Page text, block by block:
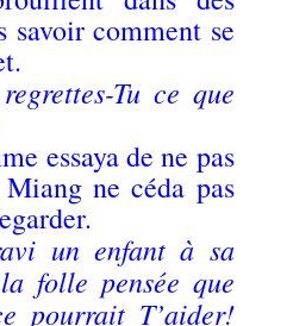
savoir comment se
Tu ce que
essaya de ne pas
ne céda pas
un enfant à sa
folle pensée que
pourrait T’aider!